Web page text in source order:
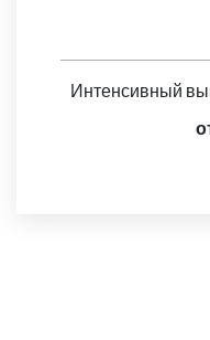
Интенсивный